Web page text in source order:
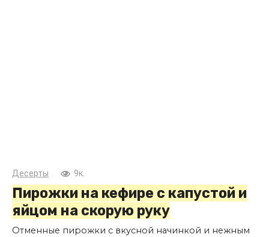
Десерты 9к.
Пирожки на кефире с капустой и
яйцом на скорую руку
Отменные пирожки с вкусной начинкой и нежным